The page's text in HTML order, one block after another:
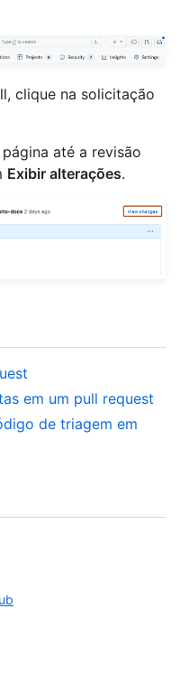
clique na solicitação
até a revisão
Exibir alterações.
em um pull request
de triagem em